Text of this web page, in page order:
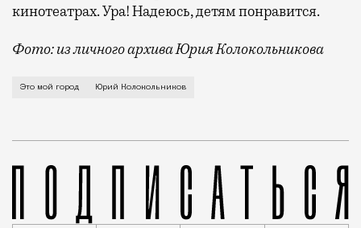
кинотеатрах. Ура! Надеюсь, детям понравится.
Фото: из личного архива Юрия Колокольникова
О невозможности воспринимать москвичей как
Это мой город Юрий Колокольников